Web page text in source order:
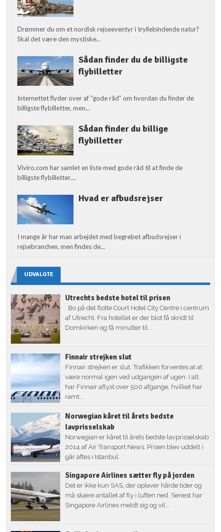
Drømmer du om et nordisk rejseeventyr i tryllebindende natur?
Skal det være den mystiske...
Sådan finder du de billigste
flybilletter
Internettet flyder over af “gode råd” om hvordan du finder de
billigste flybilletter, men...
Sådan finder du billige
flybilletter
Viviro.com har samlet en liste med gode råd til at finde de
billigste flybilletter....
Hvad er afbudsrejser
I mange år har man arbejdet med begrebet afbudsrejser i
rejsebranchen, men findes de...
UDVALGTE
Utrechts bedste hotel til prisen
Bo på det flotte Court Hotel City Centre i centrum
af Utrecht. Fra hotellet er der blot få skridt til
Domkirken og få minutter til...
Finnair strejken slut
Finnair strejken er slut. Trafikken forventes at at
være normal igen ved udgangen af ugen. I alt
har Finnair aflyst over 500 afgange, hvilket har
ramt...
Norwegian kåret til årets bedste
lavprisselskab
Norwegian er kåret til årets bedste lavprisselskab
2014 af Air Transport News. Prisen blev uddelt i
går aftes i Istanbul.
Singapore Airlines sætter fly på jorden
Det er ikke kun SAS, der oplever hårde tider og
må skære antallet af fly i luften ned. Senest har
Singapore Airlines meldt sig og vil...